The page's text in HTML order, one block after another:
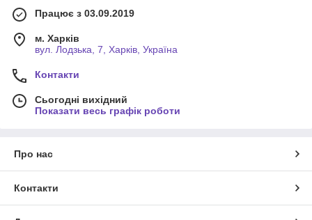
Працює з 03.09.2019
м. Харків
вул. Лодзька, 7, Харків, Україна
Контакти
Сьогодні вихідний
Показати весь графік роботи
Про нас
Контакти